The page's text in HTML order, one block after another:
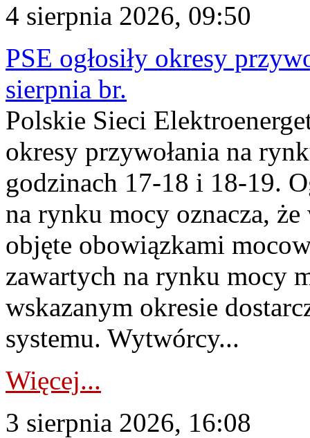
4 sierpnia 2026, 09:50
PSE ogłosiły okresy
sierpnia br.
Polskie Sieci
okresy przywołania na
godzinach 17-18 i 18-19.
na rynku mocy oznacza,
objęte obowiązkami
zawartych na rynku mocy
wskazanym okresie
systemu. Wytwórcy...
Więcej...
3 sierpnia 2026, 16:08